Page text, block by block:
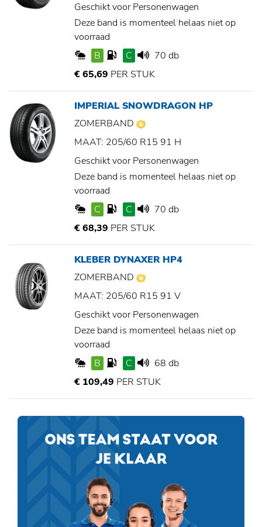
Geschikt voor Personenwagen
Deze band is momenteel helaas niet op
voorraad
B
C
70 db
€ 65,69 PER STUK
IMPERIAL SNOWDRAGON HP
ZOMERBAND
MAAT: 205/60 R15 91 H
Geschikt voor Personenwagen
Deze band is momenteel helaas niet op
voorraad
C
C
70 db
€ 68,39 PER STUK
KLEBER DYNAXER HP4
ZOMERBAND
MAAT: 205/60 R15 91 V
Geschikt voor Personenwagen
Deze band is momenteel helaas niet op
voorraad
B
C
68 db
€ 109,49 PER STUK